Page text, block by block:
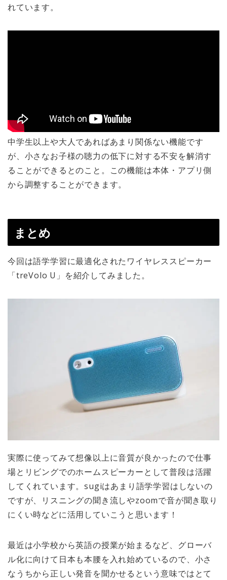
れています。
中学生以上や大人であればあまり関係ない機能です
が、小さなお子様の聴力の低下に対する不安を解消す
ることができるとのこと。この機能は本体・アプリ側
から調整することができます。
まとめ
今回は語学学習に最適化されたワイヤレススピーカー
「treVolo U」を紹介してみました。
実際に使ってみて想像以上に音質が良かったので仕事
場とリビングでのホームスピーカーとして普段は活躍
してくれています。sugiはあまり語学学習はしないの
ですが、リスニングの聞き流しやzoomで音が聞き取り
にくい時などに活用していこうと思います！
最近は小学校から英語の授業が始まるなど、グローバ
ル化に向けて日本も本腰を入れ始めているので、小さ
なうちから正しい発音を聞かせるという意味ではとて